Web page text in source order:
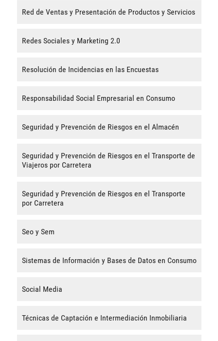
Red de Ventas y Presentación de Productos y Servicios
Redes Sociales y Marketing 2.0
Resolución de Incidencias en las Encuestas
Responsabilidad Social Empresarial en Consumo
Seguridad y Prevención de Riesgos en el Almacén
Seguridad y Prevención de Riesgos en el Transporte de
Viajeros por Carretera
Seguridad y Prevención de Riesgos en el Transporte
por Carretera
Seo y Sem
Sistemas de Información y Bases de Datos en Consumo
Social Media
Técnicas de Captación e Intermediación Inmobiliaria